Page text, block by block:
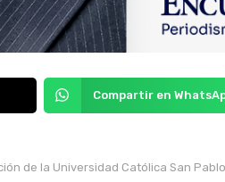
Compartir en
de la Universidad Católica San Pablo